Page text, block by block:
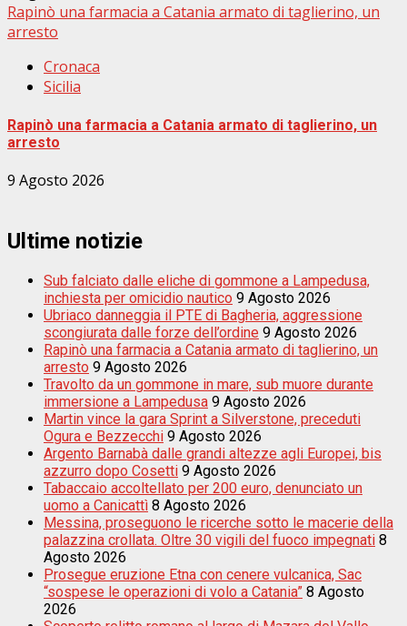
Rapinò una farmacia a Catania armato di taglierino, un
arresto
Cronaca
Sicilia
Rapinò una farmacia a Catania armato di taglierino, un
arresto
9 Agosto 2026
Ultime notizie
Sub falciato dalle eliche di gommone a Lampedusa,
inchiesta per omicidio nautico 9 Agosto 2026
Ubriaco danneggia il PTE di Bagheria, aggressione
scongiurata dalle forze dell’ordine 9 Agosto 2026
Rapinò una farmacia a Catania armato di taglierino, un
arresto 9 Agosto 2026
Travolto da un gommone in mare, sub muore durante
immersione a Lampedusa 9 Agosto 2026
Martin vince la gara Sprint a Silverstone, preceduti
Ogura e Bezzecchi 9 Agosto 2026
Argento Barnabà dalle grandi altezze agli Europei, bis
azzurro dopo Cosetti 9 Agosto 2026
Tabaccaio accoltellato per 200 euro, denunciato un
uomo a Canicattì 8 Agosto 2026
Messina, proseguono le ricerche sotto le macerie della
palazzina crollata. Oltre 30 vigili del fuoco impegnati 8
Agosto 2026
Prosegue eruzione Etna con cenere vulcanica, Sac
“sospese le operazioni di volo a Catania” 8 Agosto
2026